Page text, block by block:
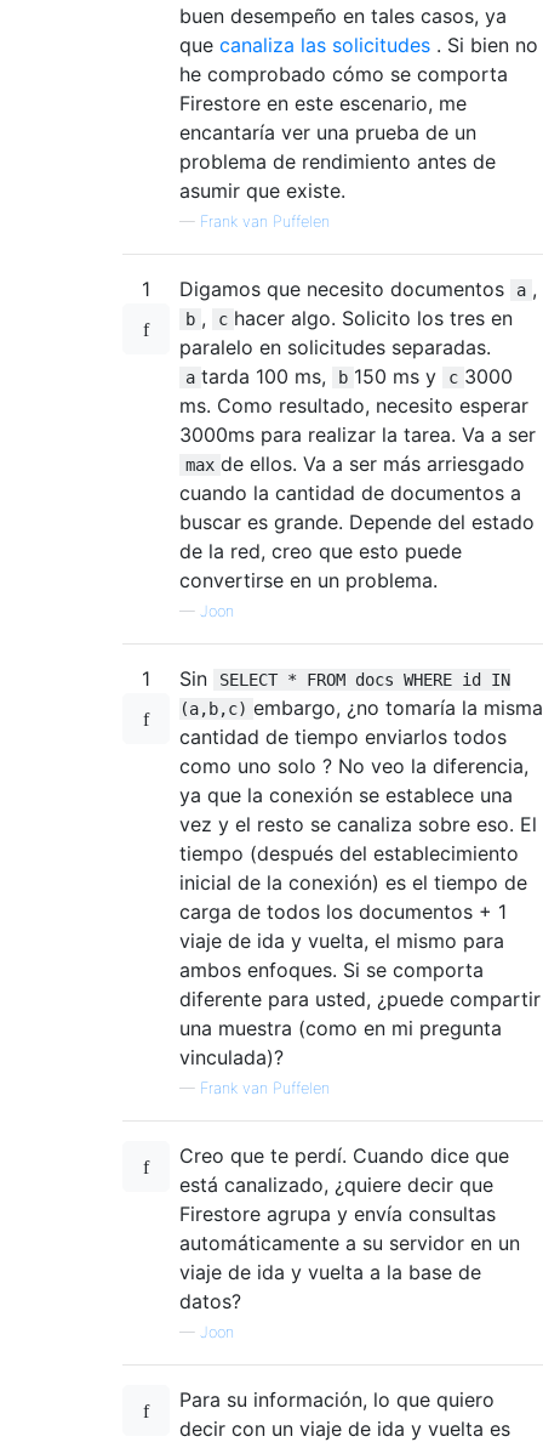
buen desempeño en tales casos, ya
que canaliza las solicitudes . Si bien no
he comprobado cómo se comporta
Firestore en este escenario, me
encantaría ver una prueba de un
problema de rendimiento antes de
asumir que existe.
— Frank van Puffelen
1 Digamos que necesito documentos a ,
b , c hacer algo. Solicito los tres en
paralelo en solicitudes separadas.
a tarda 100 ms, b 150 ms y c 3000
ms. Como resultado, necesito esperar
3000ms para realizar la tarea. Va a ser
max de ellos. Va a ser más arriesgado
cuando la cantidad de documentos a
buscar es grande. Depende del estado
de la red, creo que esto puede
convertirse en un problema.
— Joon
1 Sin
SELECT * FROM docs WHERE id IN
(a,b,c) embargo, ¿no tomaría la misma
cantidad de tiempo enviarlos todos
como uno solo ? No veo la diferencia,
ya que la conexión se establece una
vez y el resto se canaliza sobre eso. El
tiempo (después del establecimiento
inicial de la conexión) es el tiempo de
carga de todos los documentos + 1
viaje de ida y vuelta, el mismo para
ambos enfoques. Si se comporta
diferente para usted, ¿puede compartir
una muestra (como en mi pregunta
vinculada)?
— Frank van Puffelen
Creo que te perdí. Cuando dice que
está canalizado, ¿quiere decir que
Firestore agrupa y envía consultas
automáticamente a su servidor en un
viaje de ida y vuelta a la base de
datos?
— Joon
Para su información, lo que quiero
decir con un viaje de ida y vuelta es